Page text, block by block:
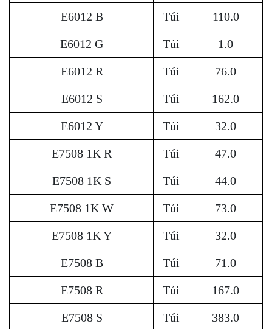
E6012 B Túi 110.0
E6012 G Túi 1.0
E6012 R Túi 76.0
E6012 S Túi 162.0
E6012 Y Túi 32.0
E7508 1K R Túi 47.0
E7508 1K S Túi 44.0
E7508 1K W Túi 73.0
E7508 1K Y Túi 32.0
E7508 B Túi 71.0
E7508 R Túi 167.0
E7508 S Túi 383.0